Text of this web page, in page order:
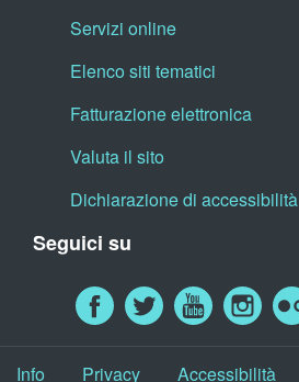
Servizi online
Elenco siti tematici
Fatturazione elettronica
Valuta il sito
Dichiarazione di accessibilità
Seguici su
Info Privacy Accessibilità